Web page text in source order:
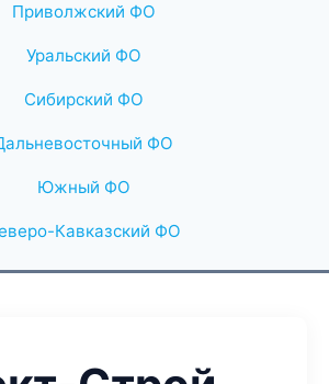
Приволжский ФО
Уральский ФО
Сибирский ФО
ФО
Южный ФО
Кавказский ФО